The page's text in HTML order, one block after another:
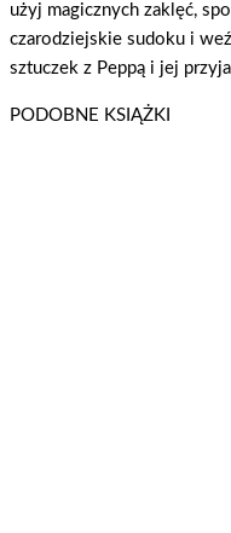
użyj magicznych zaklęć,
czarodziejskie sudoku i
sztuczek z Peppą i jej
PODOBNE KSIĄŻKI